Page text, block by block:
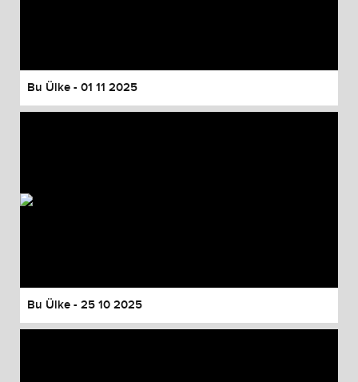
Bu Ülke - 01 11 2025
Bu Ülke - 25 10 2025